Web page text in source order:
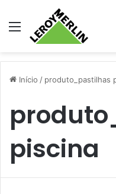
Menu
Início / produto_pastilhas
piscina